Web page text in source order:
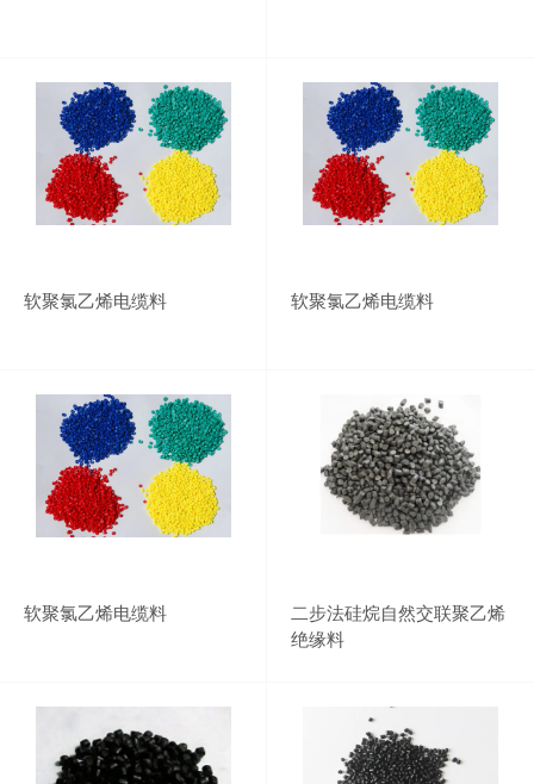
软聚氯乙烯电缆料 软聚氯乙烯电缆料
软聚氯乙烯电缆料
二步法硅烷自然交联聚乙烯
绝缘料